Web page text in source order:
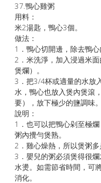
37.鴨心雞粥
用料：
米2湯匙，鴨心3個。
做法：
1．鴨心切開邊，除去鴨心
2．米洗淨，加入浸過米
煲爛）。
3．把3/4杯或適量的水放
水，鴨心也放入煲內煲滾
要），放下極少的鹽調味
說明：
1．也可以把鴨心剁至極
粥內攪勻煲熟。
2．雞心燥熱，所以煲粥多
3．嬰兒的粥必須煲得很
水燙。如需節省時間，可
消化。